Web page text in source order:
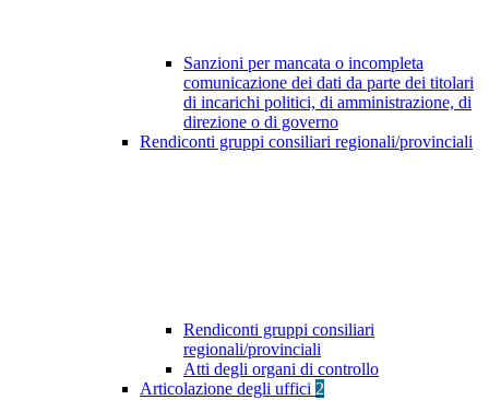
Sanzioni per mancata o incompleta
comunicazione dei dati da parte dei titolari
di incarichi politici, di amministrazione, di
direzione o di governo
Rendiconti gruppi consiliari regionali/provinciali
Rendiconti gruppi consiliari
regionali/provinciali
Atti degli organi di controllo
Articolazione degli uffici 2